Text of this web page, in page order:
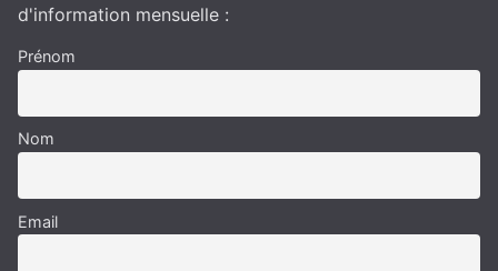
d'information mensuelle :
Prénom
Nom
Email